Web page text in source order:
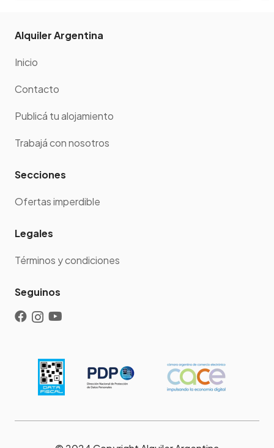
Alquiler Argentina
Inicio
Contacto
Publicá tu alojamiento
Trabajá con nosotros
Secciones
Ofertas imperdible
Legales
Términos y condiciones
Seguinos